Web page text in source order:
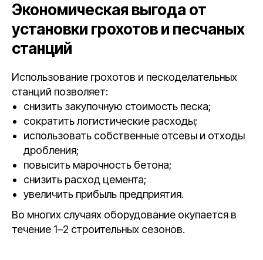
Экономическая выгода от
установки грохотов и песчаных
станций
Использование грохотов и пескоделательных
станций позволяет:
снизить закупочную стоимость песка;
сократить логистические расходы;
использовать собственные отсевы и отходы
дробления;
повысить марочность бетона;
снизить расход цемента;
увеличить прибыль предприятия.
Во многих случаях оборудование окупается в
течение 1–2 строительных сезонов.